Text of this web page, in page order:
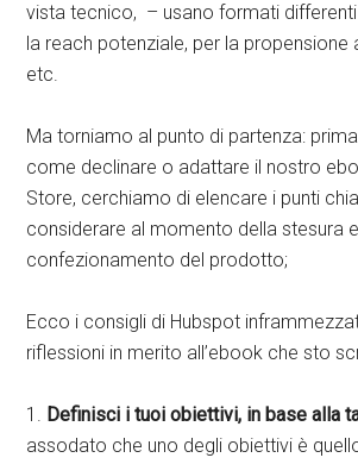
vista tecnico, – usano formati
la reach potenziale, per la propensione
etc.
Ma torniamo al punto di partenza:
come declinare o adattare il nostro
Store, cerchiamo di elencare i punti
considerare al momento della stesura
confezionamento del prodotto;
Ecco i consigli di Hubspot
riflessioni in merito all’ebook che sto
1. Definisci i tuoi obiettivi, in base alla
assodato che uno degli obiettivi è